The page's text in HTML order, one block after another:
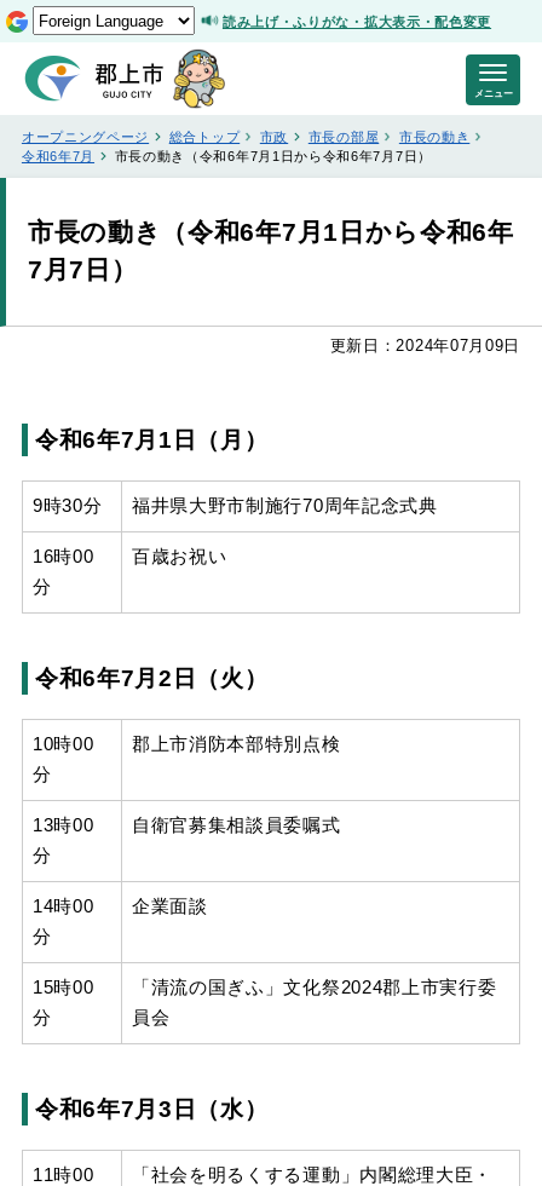
読み上げ・ふりがな・拡大表示・配色変更
オープニングページ 総合トップ 市政 市長の部屋
市長の動き
令和6年7月
市長の動き（令和6年7月1日から令和6年7月7日）
市長の動き（令和6年7月1日から令和6年
7月7日）
更新日：2024年07月09日
令和6年7月1日（月）
9時30分 福井県大野市制施行70周年記念式典
16時00
分
百歳お祝い
令和6年7月2日（火）
10時00
分
郡上市消防本部特別点検
13時00
分
自衛官募集相談員委嘱式
14時00
分
企業面談
15時00
分
「清流の国ぎふ」文化祭2024郡上市実行委
員会
令和6年7月3日（水）
11時00
「社会を明るくする運動」内閣総理大臣・
メニュー